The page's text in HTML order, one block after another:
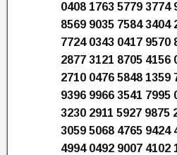
0408 1763 5779 3774
8569 9035 7584 3404
7724 0343 0417 9570
2877 3121 8705 4156
2710 0476 5848 1359
9396 9966 3541 7995
3230 2911 5927 9875
3059 5068 4765 9424
4994 0492 9007 4102